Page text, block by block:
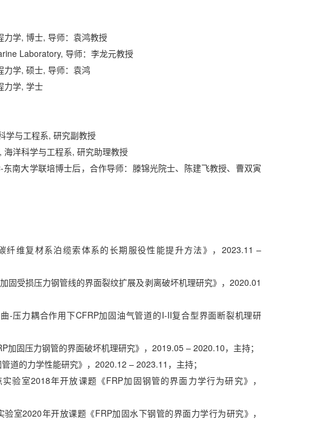
学, 博士, 导师：袁鸿教授
Laboratory, 导师：李龙元教授
学, 硕士, 导师：袁鸿
力学, 学士
学与工程系, 研究副教授
洋科学与工程系, 研究助理教授
南大学联培博士后，合作导师：滕锦光院士、陈建飞教授、曹双寅
纤维复材系泊缆索体系的长期服役性能提升方法》，2023.11 –
固受损压力钢管线的界面裂纹扩展及剥离破坏机理研究》，2020.01
-压力耦合作用下CFRP加固油气管道的I-II复合型界面断裂机理研
加固压力钢管的界面破坏机理研究》，2019.05 – 2020.10，主持；
道的力学性能研究》，2020.12 – 2023.11，主持；
验室2018年开放课题《FRP加固钢管的界面力学行为研究》，
室2020年开放课题《FRP加固水下钢管的界面力学行为研究》，